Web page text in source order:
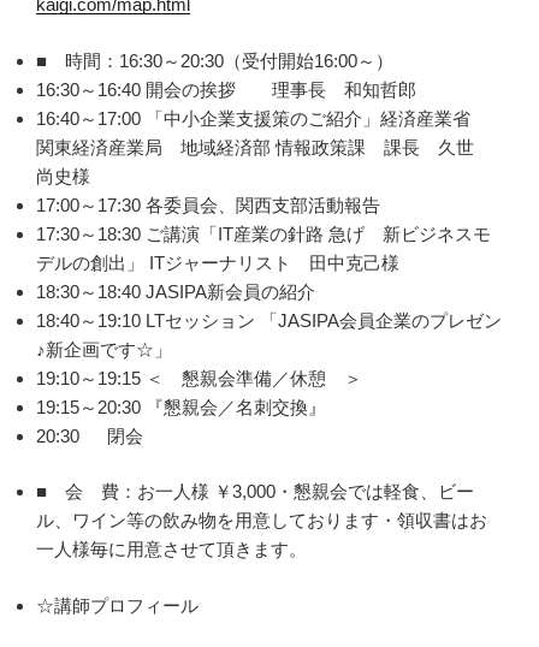
kaigi.com/map.html
■ 時間：16:30～20:30（受付開始16:00～）
16:30～16:40 開会の挨拶 理事長 和知哲郎
16:40～17:00 「中小企業支援策のご紹介」経済産業省
関東経済産業局 地域経済部 情報政策課 課長 久世
尚史様
17:00～17:30 各委員会、関西支部活動報告
17:30～18:30 ご講演「IT産業の針路 急げ 新ビジネスモ
デルの創出」 ITジャーナリスト 田中克己様
18:30～18:40 JASIPA新会員の紹介
18:40～19:10 LTセッション 「JASIPA会員企業のプレゼン
♪新企画です☆」
19:10～19:15 ＜ 懇親会準備／休憩 ＞
19:15～20:30 『懇親会／名刺交換』
20:30 閉会
■ 会 費：お一人様 ￥3,000・懇親会では軽食、ビー
ル、ワイン等の飲み物を用意しております・領収書はお
一人様毎に用意させて頂きます。
☆講師プロフィール